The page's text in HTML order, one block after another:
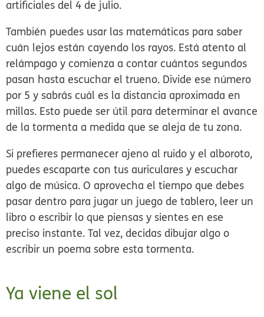
artificiales del 4 de julio.
También puedes usar las matemáticas para saber
cuán lejos están cayendo los rayos. Está atento al
relámpago y comienza a contar cuántos segundos
pasan hasta escuchar el trueno. Divide ese número
por 5 y sabrás cuál es la distancia aproximada en
millas. Esto puede ser útil para determinar el avance
de la tormenta a medida que se aleja de tu zona.
Si prefieres permanecer ajeno al ruido y el alboroto,
puedes escaparte con tus auriculares y escuchar
algo de música. O aprovecha el tiempo que debes
pasar dentro para jugar un juego de tablero, leer un
libro o escribir lo que piensas y sientes en ese
preciso instante. Tal vez, decidas dibujar algo o
escribir un poema sobre esta tormenta.
Ya viene el sol